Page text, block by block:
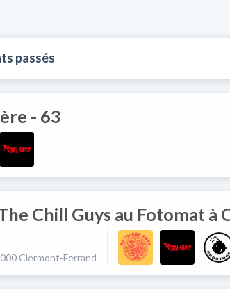
passés
- 63
Chill Guys au Fotomat à
Clermont-Ferrand